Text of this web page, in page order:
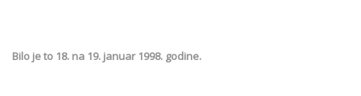
Bilo je to 18. na 19. januar 1998. godine.